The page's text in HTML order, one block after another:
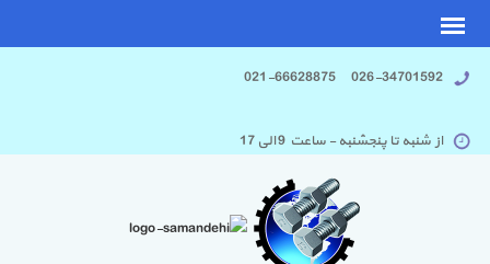
026-34701592 021-66628875
از شنبه تا پنجشنبه - ساعت 9 الی 17